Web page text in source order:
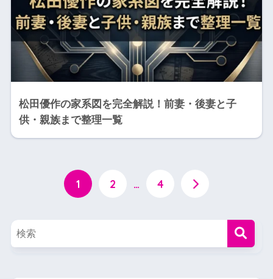
松田優作の家系図を完全解説！前妻・後妻と子
供・親族まで整理一覧
1 2 … 4